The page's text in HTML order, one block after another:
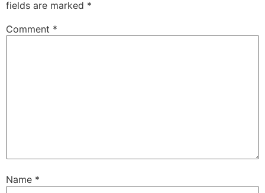
fields are marked *
Comment *
Name *